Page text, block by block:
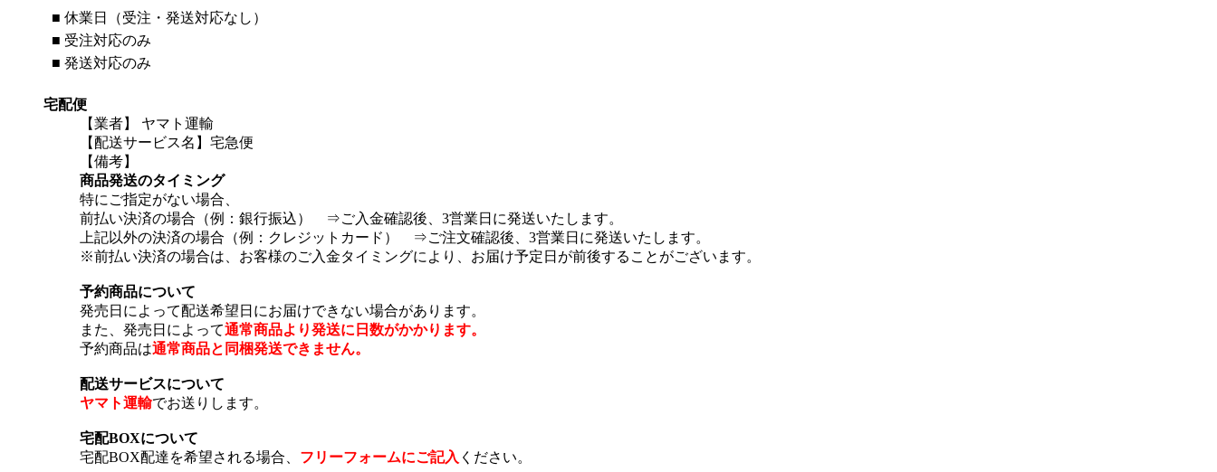
■ 休業日（受注・発送対応なし）
■ 受注対応のみ
■ 発送対応のみ
宅配便
【業者】 ヤマト運輸
【配送サービス名】宅急便
【備考】
商品発送のタイミング
特にご指定がない場合、
前払い決済の場合（例：銀行振込） ⇒ご入金確認後、3営業日に発送いたします。
上記以外の決済の場合（例：クレジットカード） ⇒ご注文確認後、3営業日に発送いたします。
※前払い決済の場合は、お客様のご入金タイミングにより、お届け予定日が前後することがございます。
予約商品について
発売日によって配送希望日にお届けできない場合があります。
また、発売日によって通常商品より発送に日数がかかります。
予約商品は通常商品と同梱発送できません。
配送サービスについて
ヤマト運輸でお送りします。
宅配BOXについて
宅配BOX配達を希望される場合、 フリーフォームにご記入 ください。